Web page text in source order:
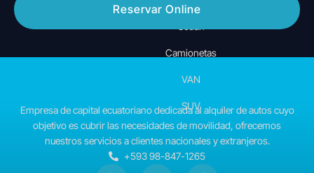
Reservar Online
Empresa de capital ecuatoriano dedicada al alquiler de autos cuyo
objetivo es cubrir las necesidades de movilidad, ofrecemos
nuestros servicios a clientes nacionales y extranjeros.
+593 98-847-1265
Vehículos
Camionetas
VAN
SUV